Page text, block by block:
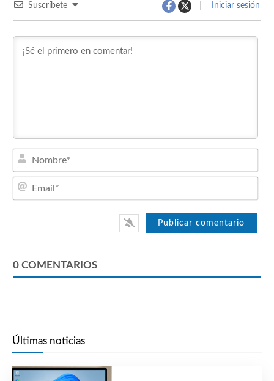
Suscríbete Iniciar sesión
0 COMENTARIOS
Últimas noticias